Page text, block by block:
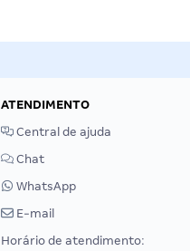
ATENDIMENTO
Central de ajuda
Chat
WhatsApp
E-mail
Horário de atendimento: